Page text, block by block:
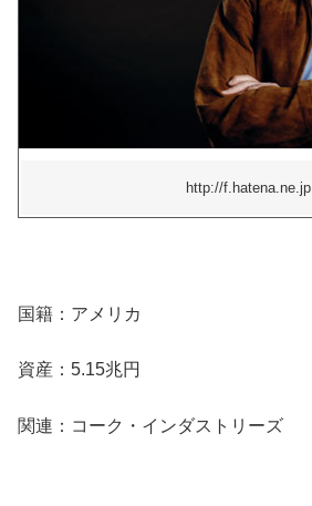
http://f.hatena.ne.jp
国籍：アメリカ
資産：5.15兆円
関連：コーク・インダストリーズ